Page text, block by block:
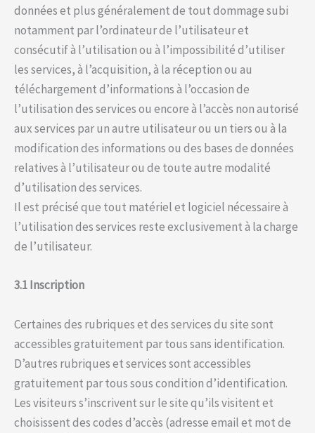
données et plus généralement de tout dommage subi
notamment par l’ordinateur de l’utilisateur et
consécutif à l’utilisation ou à l’impossibilité d’utiliser
les services, à l’acquisition, à la réception ou au
téléchargement d’informations à l’occasion de
l’utilisation des services ou encore à l’accès non autorisé
aux services par un autre utilisateur ou un tiers ou à la
modification des informations ou des bases de données
relatives à l’utilisateur ou de toute autre modalité
d’utilisation des services.
Il est précisé que tout matériel et logiciel nécessaire à
l’utilisation des services reste exclusivement à la charge
de l’utilisateur.
3.1 Inscription
Certaines des rubriques et des services du site sont
accessibles gratuitement par tous sans identification.
D’autres rubriques et services sont accessibles
gratuitement par tous sous condition d’identification.
Les visiteurs s’inscrivent sur le site qu’ils visitent et
choisissent des codes d’accès (adresse email et mot de